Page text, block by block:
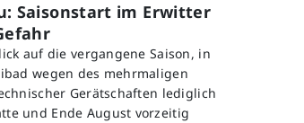
Saisonstart im Erwitter
auf die vergangene Saison, in
wegen des mehrmaligen
Gerätschaften lediglich
und Ende August vorzeitig